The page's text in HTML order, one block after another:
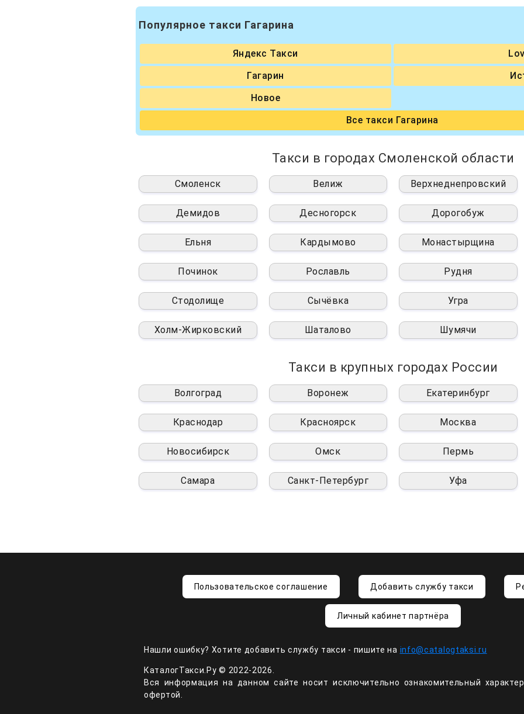
Популярное такси Гагарина
Яндекс Такси
Гагарин
Новое
Все такси Гагарина
Такси в городах Смоленской области
Смоленск Велиж Верхнеднепровский
Демидов Десногорск Дорогобуж
Ельня Кардымово Монастырщина
Починок Рославль Рудня
Стодолище Сычёвка Угра
Холм-Жирковский Шаталово Шумячи
Такси в крупных городах России
Волгоград Воронеж Екатеринбург
Краснодар Красноярск Москва
Новосибирск Омск Пермь
Самара Санкт-Петербург Уфа
Пользовательское соглашение Добавить службу такси
Личный кабинет партнёра
Нашли ошибку? Хотите добавить службу такси - пишите на info@catalogtaksi.ru
КаталогТакси.Ру © 2022-2026.
Вся информация на данном сайте носит исключительно ознакомительный
офертой.